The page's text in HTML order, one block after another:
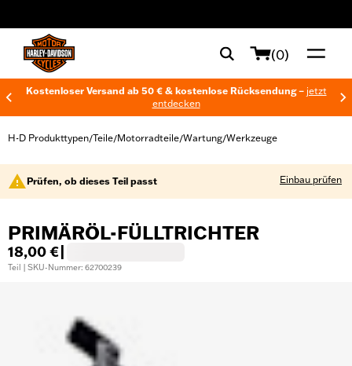
(0)
Kostenloser Versand ab 50 € & kostenlose Rücksendung – jetzt
entdecken
H-D Produkttypen/Teile/Motorradteile/Wartung/Werkzeuge
Prüfen, ob dieses Teil passt Einbau prüfen
PRIMÄRÖL-FÜLLTRICHTER
18,00 €
Teil | SKU-Nummer: 62700239